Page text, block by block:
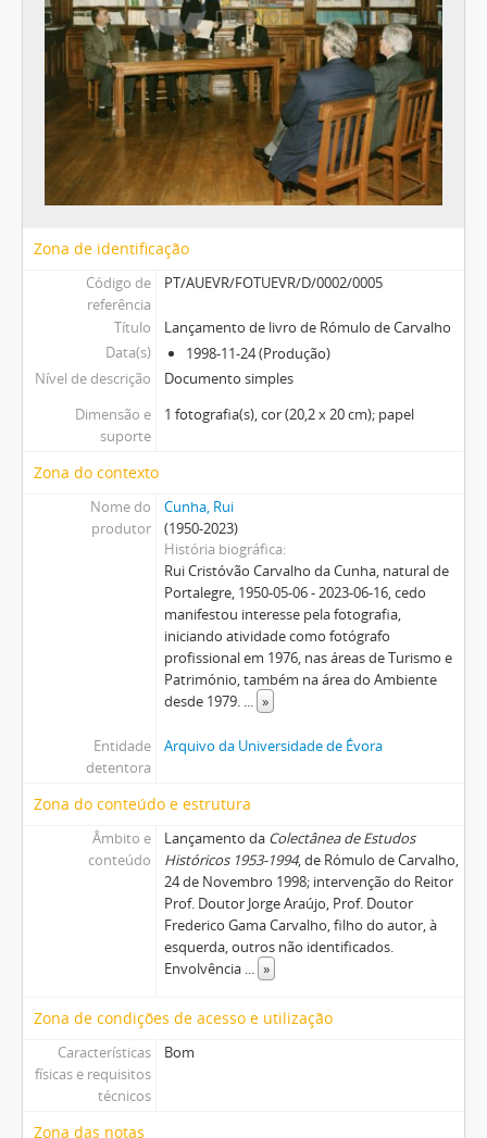
Zona de identificação
Código de
referência
PT/AUEVR/FOTUEVR/D/0002/0005
Título
Lançamento de livro de Rómulo de Carvalho
Data(s)
1998-11-24 (Produção)
Nível de descrição
Documento simples
Dimensão e
suporte
1 fotografia(s), cor (20,2 x 20 cm); papel
Zona do contexto
Nome do
produtor
Cunha, Rui
(1950-2023)
História biográfica
Rui Cristóvão Carvalho da Cunha, natural de
Portalegre, 1950-05-06 - 2023-06-16, cedo
manifestou interesse pela fotografia,
iniciando atividade como fotógrafo
profissional em 1976, nas áreas de Turismo e
Património, também na área do Ambiente
desde 1979. ... »
Entidade
detentora
Arquivo da Universidade de Évora
Zona do conteúdo e estrutura
Âmbito e
conteúdo
Lançamento da Colectânea de Estudos
Históricos 1953-1994, de Rómulo de Carvalho,
24 de Novembro 1998; intervenção do Reitor
Prof. Doutor Jorge Araújo, Prof. Doutor
Frederico Gama Carvalho, filho do autor, à
esquerda, outros não identificados.
Envolvência ... »
Zona de condições de acesso e utilização
Características
físicas e requisitos
técnicos
Bom
Zona das notas